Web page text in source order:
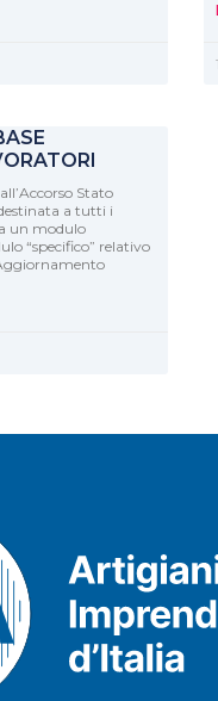
Stato
destinata a tutti i
un modulo
“specifico” relativo